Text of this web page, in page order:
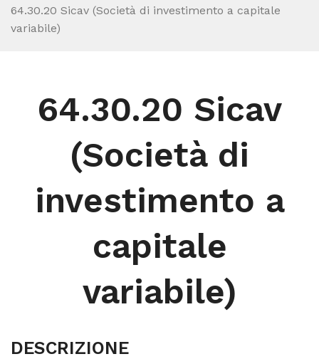
64.30.20 Sicav (Società di investimento a capitale
variabile)
64.30.20 Sicav
(Società di
investimento a
capitale
variabile)
DESCRIZIONE